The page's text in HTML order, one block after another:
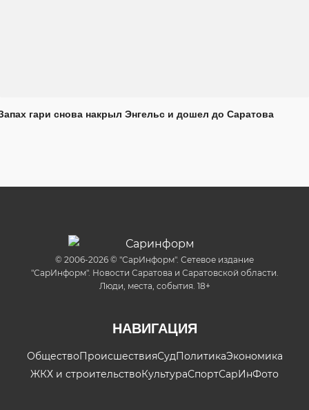
гари снова накрыл Энгельс и дошел до Саратова
© 2006-2026 © "СарИнформ". Сетевое издание
"СарИнформ". Новости Саратова и Саратовской области.
Люди, места, события. 18+
НАВИГАЦИЯ
ОбществоПроисшествияСудПолитикаЭкономика
ЖКХ и строительствоКультураСпортСарИнФото